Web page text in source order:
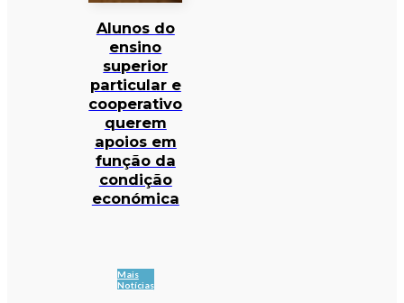
Alunos do
ensino
superior
particular e
cooperativo
querem
apoios em
função da
condição
económica
Mais
Notícias